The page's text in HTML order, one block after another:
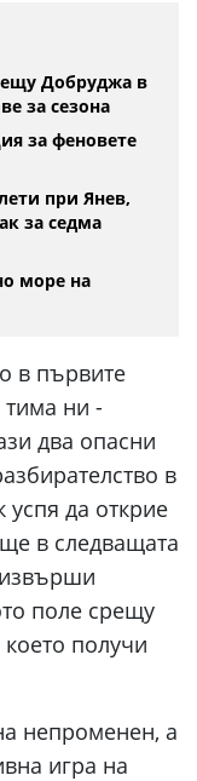
Добруджа в
за сезона
за феновете
при Янев,
за седма
море на
в първите
ни -
два опасни
в
да открие
в следващата
поле срещу
получи
непроменен, а
игра на